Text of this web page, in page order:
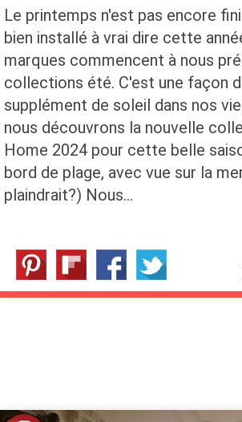
Le printemps n'est pas encore
bien installé à vrai dire cette
marques commencent à nous
collections été. C'est une façon
supplément de soleil dans nos
nous découvrons la nouvelle
Home 2024 pour cette belle
bord de plage, avec vue sur la
plaindrait?) Nous…